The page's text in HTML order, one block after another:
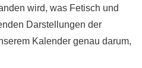
wird, was Fetisch und
Darstellungen der
Kalender genau darum,